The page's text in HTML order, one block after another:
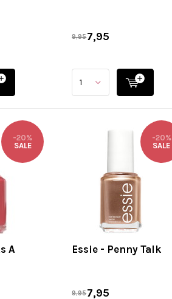
9,957,95
A
-20%
SALE
Essie - Penny Talk
-20%
SALE
9,957,95